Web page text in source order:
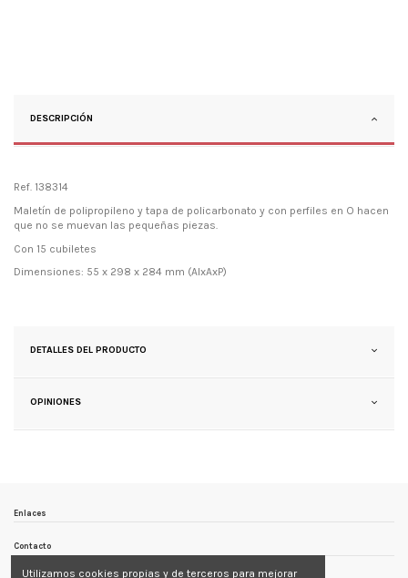
DESCRIPCIÓN
Ref. 138314
Maletín de polipropileno y tapa de policarbonato y con perfiles en O hacen
que no se muevan las pequeñas piezas.
Con 15 cubiletes
Dimensiones: 55 x 298 x 284 mm (AlxAxP)
DETALLES DEL PRODUCTO
OPINIONES
Enlaces
Contacto
Utilizamos cookies propias y de terceros para mejorar